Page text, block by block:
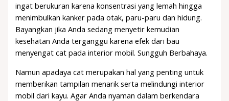
ingat berukuran karena konsentrasi yang lemah hingga
menimbulkan kanker pada otak, paru-paru dan hidung.
Bayangkan jika Anda sedang menyetir kemudian
kesehatan Anda terganggu karena efek dari bau
menyengat cat pada interior mobil. Sungguh Berbahaya.
Namun apadaya cat merupakan hal yang penting untuk
memberikan tampilan menarik serta melindungi interior
mobil dari kayu. Agar Anda nyaman dalam berkendara